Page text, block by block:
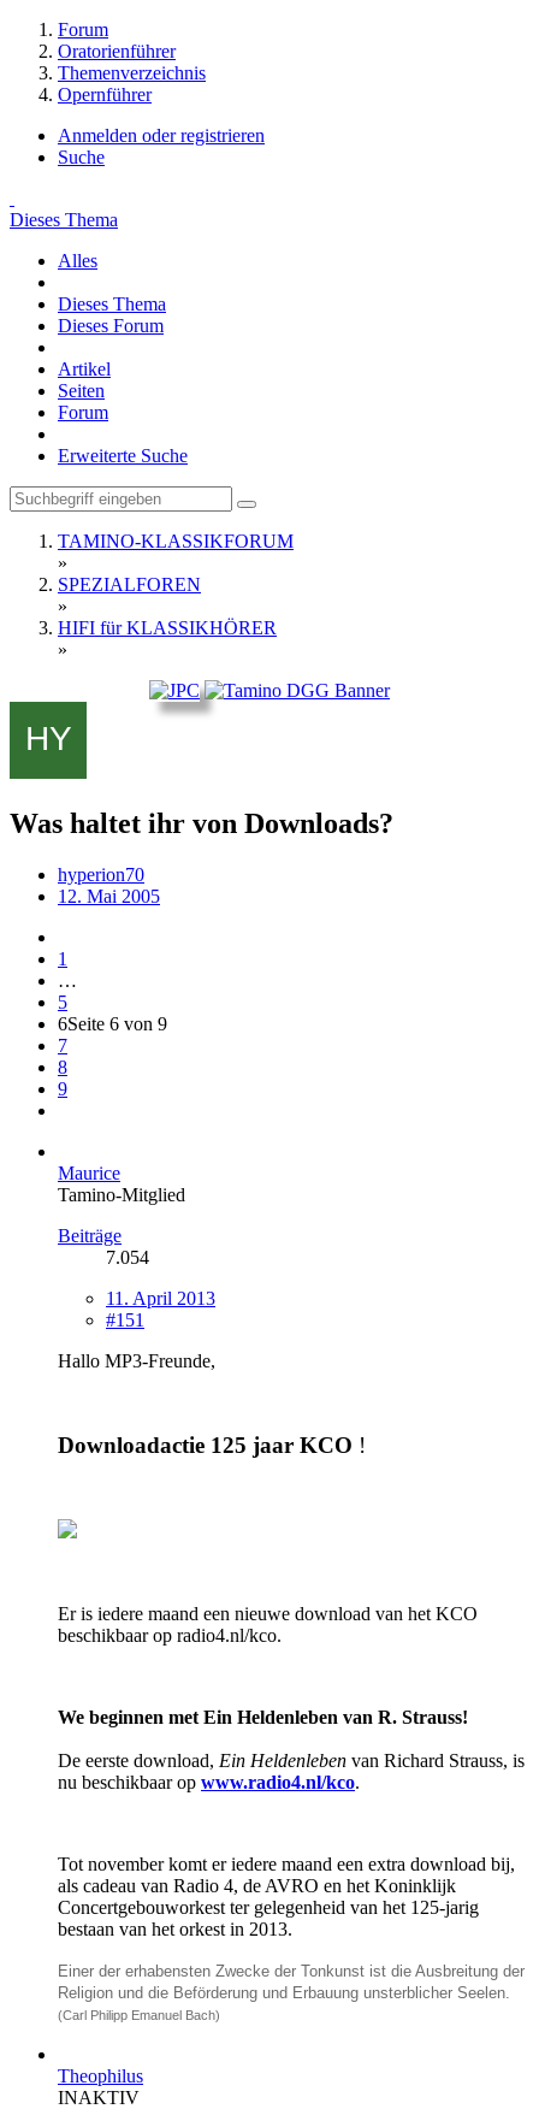
Forum
Oratorienführer
Themenverzeichnis
Opernführer
Anmelden oder registrieren
Suche
Dieses Thema
Alles
Dieses Thema
Dieses Forum
Artikel
Seiten
Forum
Erweiterte Suche
TAMINO-KLASSIKFORUM
»
SPEZIALFOREN
»
HIFI für KLASSIKHÖRER
»
Was haltet ihr von Downloads?
hyperion70
12. Mai 2005
1
…
5
6Seite 6 von 9
7
8
9
Maurice
Tamino-Mitglied
Beiträge
7.054
11. April 2013
#151
Hallo MP3-Freunde,
Downloadactie 125 jaar KCO !
Er is iedere maand een nieuwe download van het KCO
beschikbaar op radio4.nl/kco.
We beginnen met Ein Heldenleben van R. Strauss!
De eerste download, Ein Heldenleben van Richard Strauss, is
nu beschikbaar op www.radio4.nl/kco.
Tot november komt er iedere maand een extra download bij,
als cadeau van Radio 4, de AVRO en het Koninklijk
Concertgebouworkest ter gelegenheid van het 125-jarig
bestaan van het orkest in 2013.
Einer der erhabensten Zwecke der Tonkunst ist die Ausbreitung der
Religion und die Beförderung und Erbauung unsterblicher Seelen.
(Carl Philipp Emanuel Bach)
Theophilus
INAKTIV